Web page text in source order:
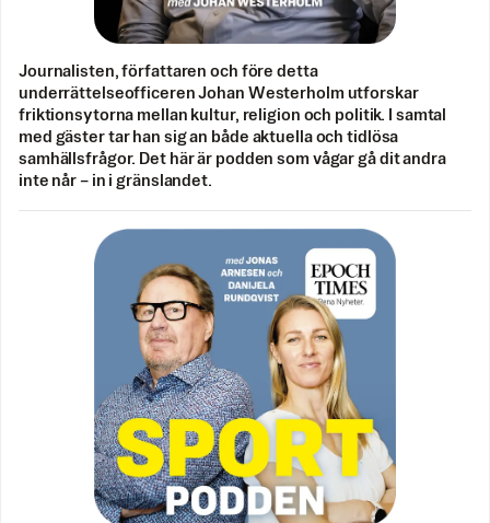
Journalisten, författaren och före detta
underrättelseofficeren Johan Westerholm utforskar
friktionsytorna mellan kultur, religion och politik. I samtal
med gäster tar han sig an både aktuella och tidlösa
samhällsfrågor. Det här är podden som vågar gå dit andra
inte når – in i gränslandet.